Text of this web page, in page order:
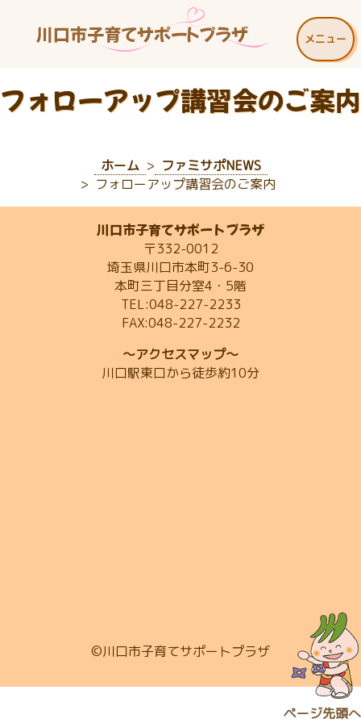
フォローアップ講習会のご案内
ホーム
ファミサポNEWS
フォローアップ講習会のご案内
メニュー
川口市子育てサポートプラザ
〒332-0012
埼玉県川口市本町3-6-30
本町三丁目分室4・5階
TEL:048-227-2233
FAX:048-227-2232
～アクセスマップ～
川口駅東口から徒歩約10分
©川口市子育てサポートプラザ
ページ先頭へ